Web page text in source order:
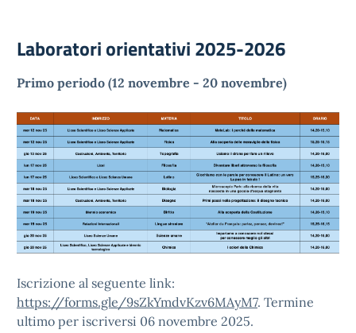
Laboratori orientativi 2025-2026
Primo periodo (12 novembre - 20 novembre)
Iscrizione al seguente link:
https://forms.gle/9sZkYmdvKzv6MAyM7. Termine
ultimo per iscriversi 06 novembre 2025.